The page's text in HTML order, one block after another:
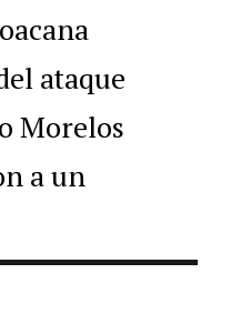
ataque
Morelos
a un